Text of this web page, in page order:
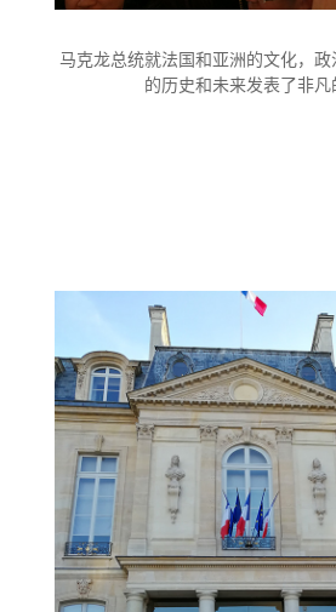
马克龙总统就法国和亚洲的文化，
的历史和未来发表了非凡